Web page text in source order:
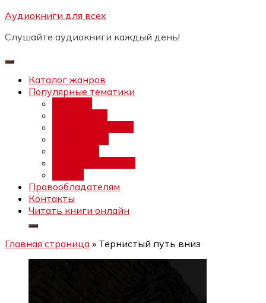
Перейти
содержимому
Аудиокниги для всех
Слушайте аудиокниги каждый день!
Каталог жанров
Популярные тематики
Правообладателям
Контакты
Читать книги онлайн
Главная страница » Тернистый путь вниз
Бесплатный интенсив:
каналов"